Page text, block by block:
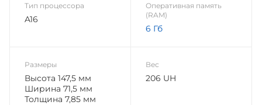
Тип процессора
A16
Оперативная память
(RAM)
6 Гб
Размеры
Высота 147,5 мм
Ширина 71,5 мм
Толщина 7,85 мм
Вес
206 UH